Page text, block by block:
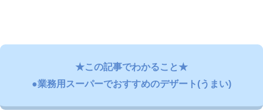
★この記事でわかること★
●業務用スーパーでおすすめのデザート(うまい)